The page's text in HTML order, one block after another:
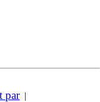
par|